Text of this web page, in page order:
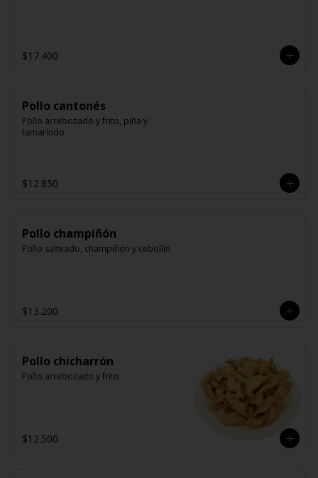
$17.400
Pollo cantonés
Pollo arrebozado y frito, piña y
tamarindo
$12.850
Pollo champiñón
Pollo salteado, champiñón y cebollín
$13.200
Pollo chicharrón
Pollo arrebozado y frito
$12.500